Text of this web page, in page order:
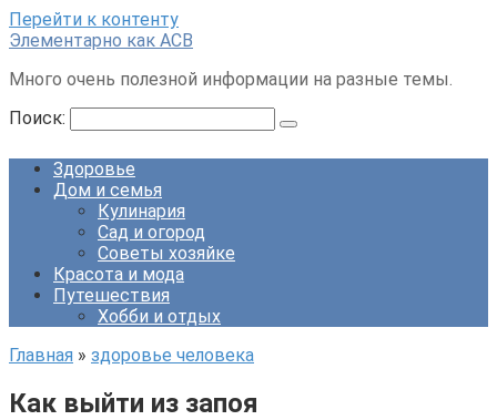
Перейти к контенту
Элементарно как ACB
Много очень полезной информации на разные темы.
Поиск:
Здоровье
Дом и семья
Кулинария
Сад и огород
Советы хозяйке
Красота и мода
Путешествия
Хобби и отдых
Главная » здоровье человека
Как выйти из запоя